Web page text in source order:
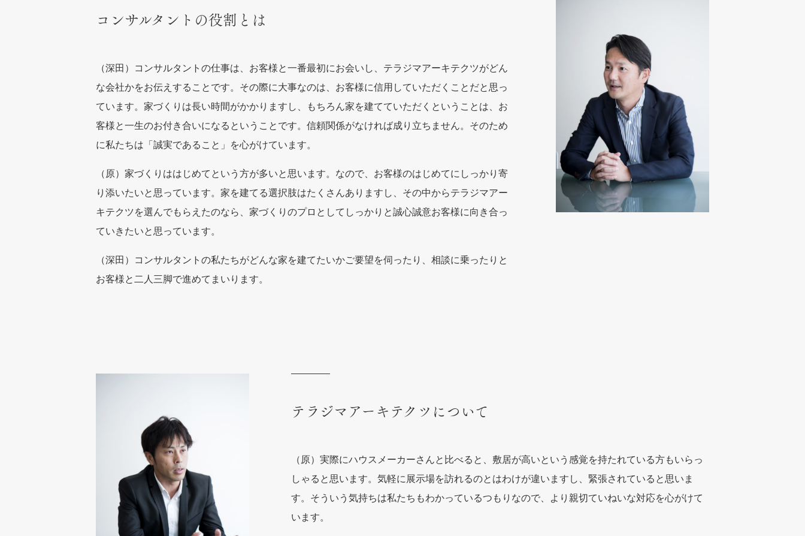
コンサルタントの役割とは
（深田）コンサルタントの仕事は、お客様と一番最初にお会いし、テラジマアーキテクツがどん
な会社かをお伝えすることです。その際に大事なのは、お客様に信用していただくことだと思っ
ています。家づくりは長い時間がかかりますし、もちろん家を建てていただくということは、お
客様と一生のお付き合いになるということです。信頼関係がなければ成り立ちません。そのため
に私たちは「誠実であること」を心がけています。
（原）家づくりははじめてという方が多いと思います。なので、お客様のはじめてにしっかり寄
り添いたいと思っています。家を建てる選択肢はたくさんありますし、その中からテラジマアー
キテクツを選んでもらえたのなら、家づくりのプロとしてしっかりと誠心誠意お客様に向き合っ
ていきたいと思っています。
（深田）コンサルタントの私たちがどんな家を建てたいかご要望を伺ったり、相談に乗ったりと
お客様と二人三脚で進めてまいります。
テラジマアーキテクツについて
（原）実際にハウスメーカーさんと比べると、敷居が高いという感覚を持たれている方もいらっ
しゃると思います。気軽に展示場を訪れるのとはわけが違いますし、緊張されていると思いま
す。そういう気持ちは私たちもわかっているつもりなので、より親切ていねいな対応を心がけて
います。